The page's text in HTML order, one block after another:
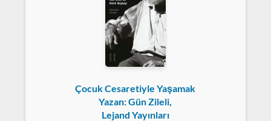
Çocuk Cesaretiyle Yaşamak
Yazan: Gün Zileli,
Lejand Yayınları